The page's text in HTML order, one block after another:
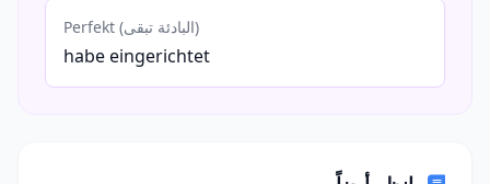
Perfekt (البادئة تبقى)
habe eingerichtet